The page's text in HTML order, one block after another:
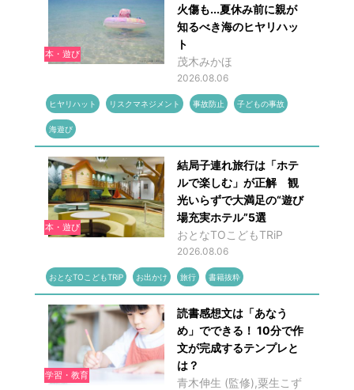
本・遊び
火傷も...夏休み前に親が
知るべき海のヒヤリハッ
ト
茂木みかほ
2026.08.06
ヒヤリハット リスクマネジメント 事故防止 子どもの事故
海遊び
本・遊び
結局子連れ旅行は「ホテ
ルで楽しむ」が正解 観
光いらずで大満足の“遊び
場充実ホテル”5選
おとなTOこどもTRiP
2026.08.06
おとなTOこどもTRiP お出かけ 旅行 書籍抜粋
学習・教育
読書感想文は「あなう
め」でできる！ 10分で作
文が完成するテンプレと
は？
青木伸生 (監修),粟生こず